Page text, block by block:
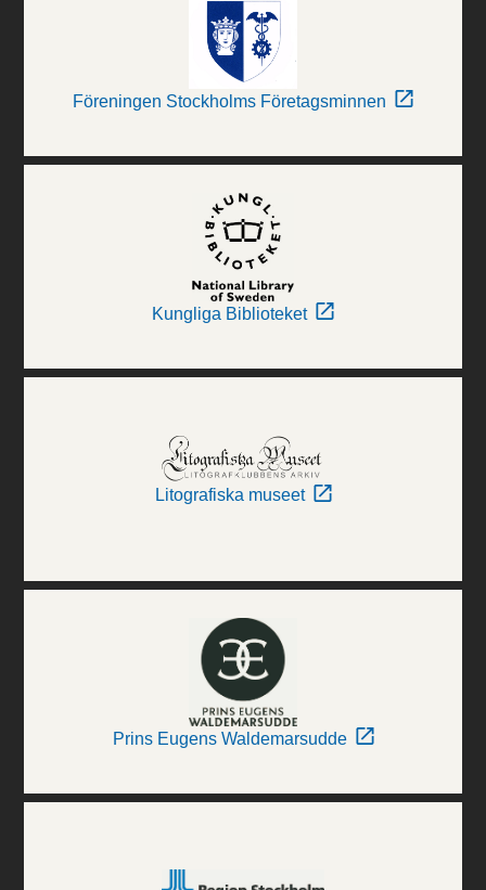
Föreningen Stockholms Företagsminnen
Kungliga Biblioteket
Litografiska museet
Prins Eugens Waldemarsudde